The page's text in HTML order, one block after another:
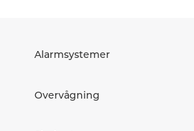
Alarmsystemer
Overvågning